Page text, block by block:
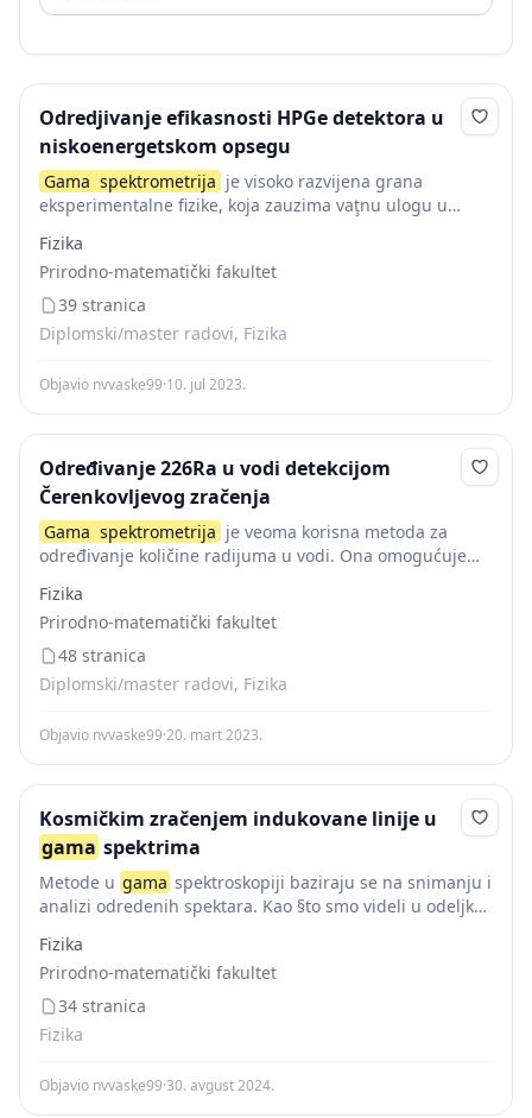
Odredjivanje efikasnosti HPGe detektora u
niskoenergetskom opsegu
Gama spektrometrija je visoko razvijena grana
eksperimentalne fizike, koja zauzima vaţnu ulogu u
nuklearne fizike i fizike elementarnih čestica. Potrebe
savremene fizike dovele su do...
Fizika
Prirodno-matematički fakultet
39 stranica
Diplomski/master radovi, Fizika
Objavio nvvaske99·10. jul 2023.
Određivanje 226Ra u vodi detekcijom
Čerenkovljevog zračenja
Gama spektrometrija je veoma korisna metoda za
određivanje količine radijuma u vodi. Ona omogućuje
bez komplikovane pripreme uzorka (dugotrajne
radiohemijske separacije) kao što je...
Fizika
Prirodno-matematički fakultet
48 stranica
Diplomski/master radovi, Fizika
Objavio nvvaske99·20. mart 2023.
Kosmičkim zračenjem indukovane linije u
gama spektrima
Metode u gama spektroskopiji baziraju se na snimanju i
analizi odredenih spektara. Kao §to smo videli u odeljku
nize energetsko stanje....
Fizika
Prirodno-matematički fakultet
34 stranica
Fizika
Objavio nvvaske99·30. avgust 2024.